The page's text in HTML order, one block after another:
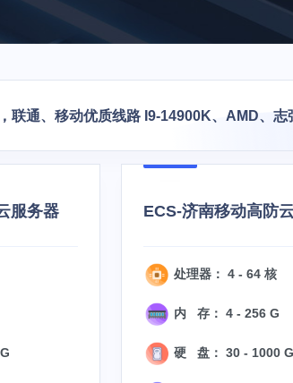
联通、移动优质线路 I9-14900K、AMD、志
服务器 ECS-济南移动高防
处理器： 4 - 64 核
内 存： 4 - 256 G
硬 盘： 30 - 1000 G